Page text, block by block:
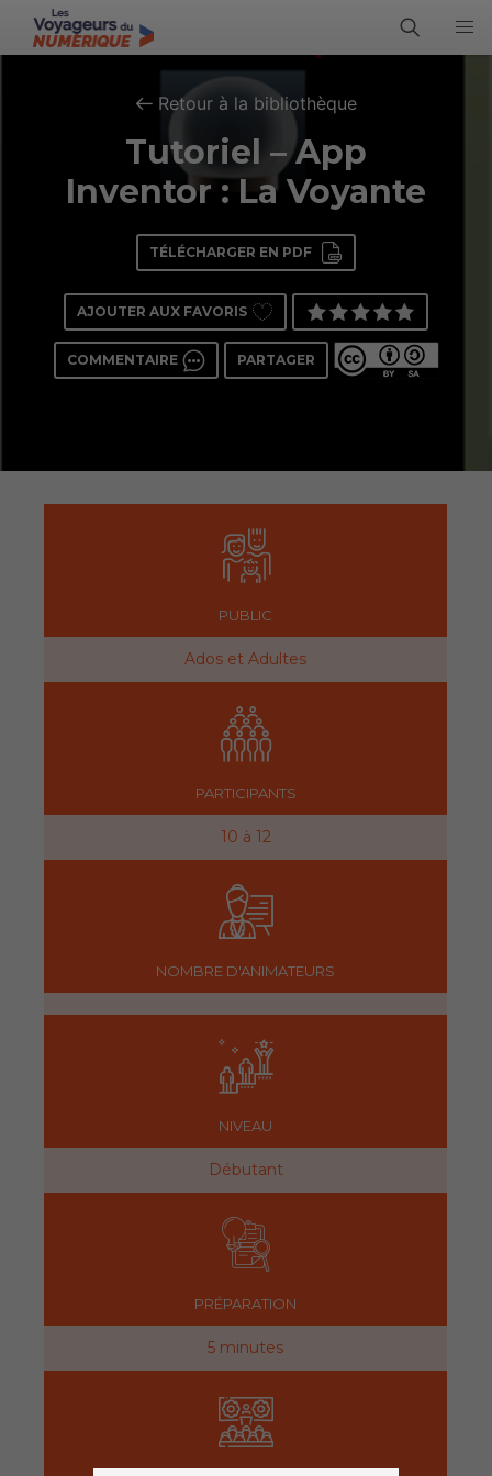
Retour à la bibliothèque
Tutoriel – App
Inventor : La Voyante
TÉLÉCHARGER EN PDF
AJOUTER AUX FAVORIS
COMMENTAIRE PARTAGER
PUBLIC
Ados et Adultes
PARTICIPANTS
10 à 12
NOMBRE D'ANIMATEURS
NIVEAU
Débutant
PRÉPARATION
5 minutes